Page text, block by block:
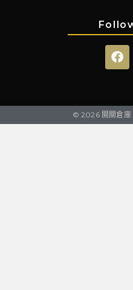
© 2026 開關倉